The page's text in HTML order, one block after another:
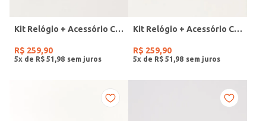
Kit Relógio + Acessório Condor Feminino DOURADO
R$ 259,90
5x de R$ 51 98
Kit Relógio + Acessório Condor Feminino DOURADO
R$ 259,90
5x de R$ 51 98